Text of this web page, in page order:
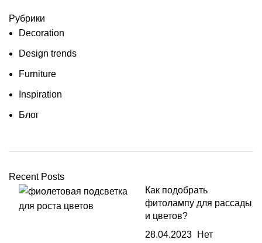
Рубрики
Decoration
Design trends
Furniture
Inspiration
Блог
Recent Posts
Как подобрать
фитолампу для рассады
и цветов?
28.04.2023
Нет